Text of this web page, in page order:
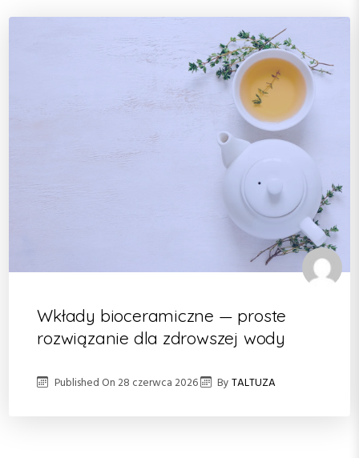
Wkłady bioceramiczne — proste
rozwiązanie dla zdrowszej wody
Published On28 czerwca 2026 ByTALTUZA